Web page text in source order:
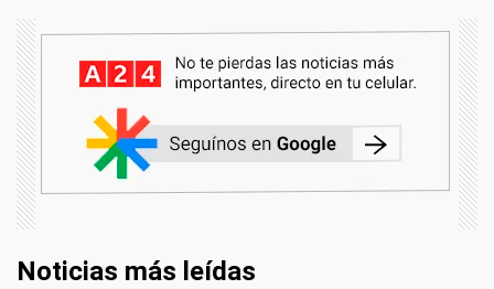
Noticias más leídas